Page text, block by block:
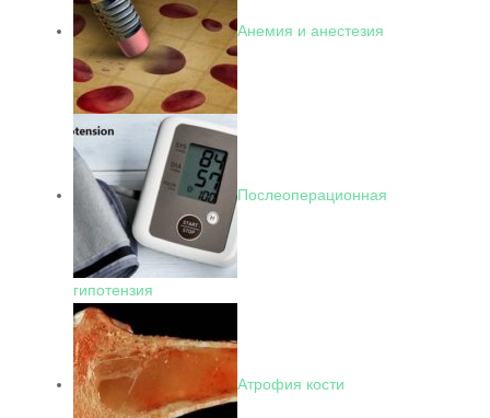
Анемия и анестезия
Послеоперационная
гипотензия
Атрофия кости